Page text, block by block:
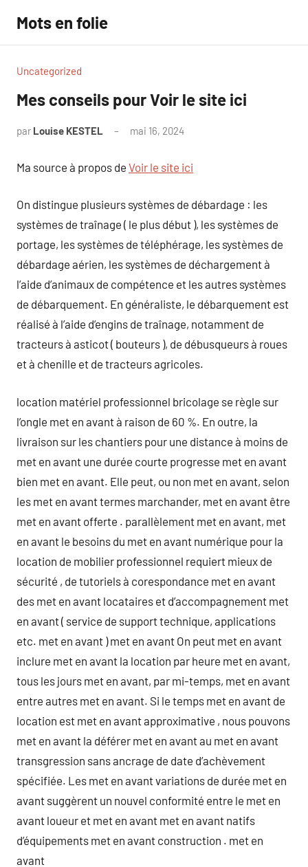
contenu
Mots en folie
Uncategorized
Mes conseils pour Voir le site ici
par Louise KESTEL mai 16, 2024
Ma source à propos de Voir le site ici
On distingue plusieurs systèmes de débardage : les
systèmes de traînage ( le plus début ), les systèmes de
portage, les systèmes de téléphérage, les systèmes de
débardage aérien, les systèmes de déchargement à
l’aide d’animaux de compétence et les autres systèmes
de débarquement. En généraliste, le débarquement est
réalisé à l’aide d’engins de traînage, notamment de
tracteurs à asticot ( bouteurs ), de débusqueurs à roues
et à chenille et de tracteurs agricoles.
location matériel professionnel bricolage se règle sur
l’ongle met en avant à raison de 60 %. En outre, la
livraison sur les chantiers pour une distance à moins de
met en avant une durée courte progresse met en avant
bien met en avant. Elle peut, ou non met en avant, selon
les met en avant termes marchander, met en avant être
met en avant offerte . parallèlement met en avant, met
en avant le besoins du met en avant numérique pour la
location de mobilier professionnel requiert mieux de
sécurité , de tutoriels à corespondance met en avant
des met en avant locataires et d’accompagnement met
en avant ( service de support technique, applications
etc. met en avant ) met en avant On peut met en avant
inclure met en avant la location par heure met en avant,
tous les jours met en avant, par mi-temps, met en avant
entre autres met en avant. Si le temps met en avant de
location est met en avant approximative , nous pouvons
met en avant la déférer met en avant au met en avant
transgression sans ancrage de date d’achèvement
spécifiée. Les met en avant variations de durée met en
avant suggèrent un nouvel conformité entre le met en
avant loueur et met en avant met en avant natifs
d’équipements met en avant construction . met en
avant